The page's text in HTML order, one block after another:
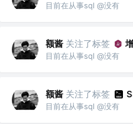
目前在从事sql @没有
额酱 关注了标签
目前在从事sql @没有
额酱 关注了标签
目前在从事sql @没有